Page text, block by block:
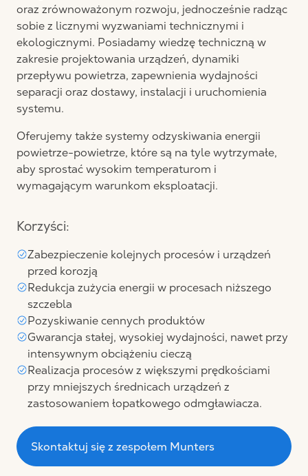
oraz zrównoważonym rozwoju, jednocześnie radząc
sobie z licznymi wyzwaniami technicznymi i
ekologicznymi. Posiadamy wiedzę techniczną w
zakresie projektowania urządzeń, dynamiki
przepływu powietrza, zapewnienia wydajności
separacji oraz dostawy, instalacji i uruchomienia
systemu.
Oferujemy także systemy odzyskiwania energii
powietrze-powietrze, które są na tyle wytrzymałe,
aby sprostać wysokim temperaturom i
wymagającym warunkom eksploatacji.
Korzyści:
Zabezpieczenie kolejnych procesów i urządzeń
przed korozją
Redukcja zużycia energii w procesach niższego
szczebla
Pozyskiwanie cennych produktów
Gwarancja stałej, wysokiej wydajności, nawet przy
intensywnym obciążeniu cieczą
Realizacja procesów z większymi prędkościami
przy mniejszych średnicach urządzeń z
zastosowaniem łopatkowego odmgławiacza.
Skontaktuj się z zespołem Munters